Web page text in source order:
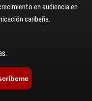
en audiencia en
caribeña.